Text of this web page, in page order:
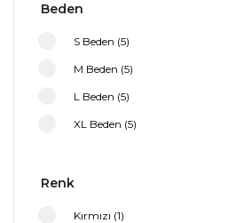
Beden
S Beden (5)
M Beden (5)
L Beden (5)
XL Beden (5)
1 Yaş (5)
Renk
Kırmızı (1)